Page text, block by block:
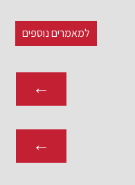
למאמרים נוספים
←
←